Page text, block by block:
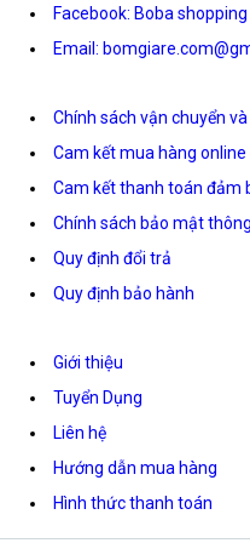
Facebook: Boba shopping
Email:
Chính sách vận chuyển
Cam kết mua hàng
Cam kết thanh toán đảm
Chính sách bảo mật
Quy định đổi trả
Quy định bảo hành
Giới thiệu
Tuyển Dụng
Liên hệ
Hướng dẫn mua hàng
Hình thức thanh toán